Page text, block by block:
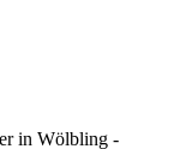
in Wölbling -